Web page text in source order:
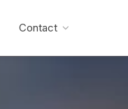
Contact